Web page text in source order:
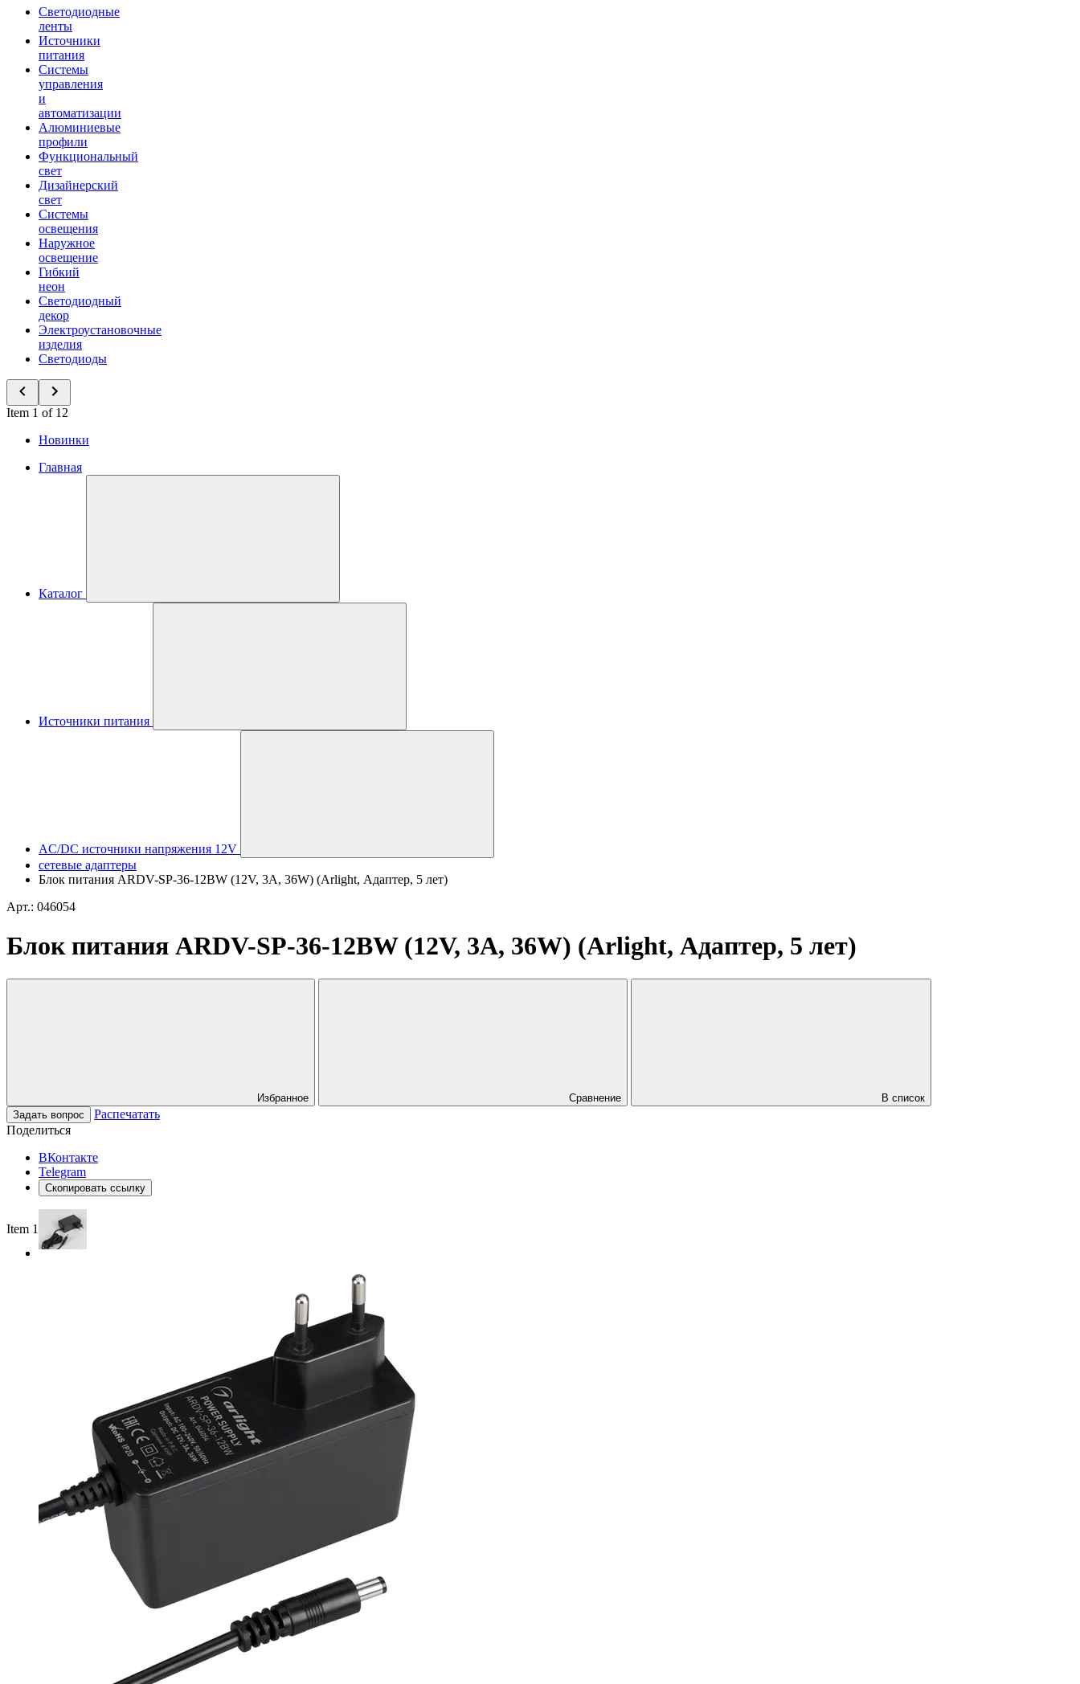
Светодиодные
ленты
Источники
питания
Системы
управления
и
автоматизации
Алюминиевые
профили
Функциональный
свет
Дизайнерский
свет
Системы
освещения
Наружное
освещение
Гибкий
неон
Светодиодный
декор
Электроустановочные
изделия
Светодиоды
Item 1 of 12
Новинки
Главная
Каталог
Источники питания
AC/DC источники напряжения 12V
сетевые адаптеры
Блок питания ARDV-SP-36-12BW (12V, 3A, 36W) (Arlight, Адаптер, 5 лет)
Арт.: 046054
Блок питания ARDV-SP-36-12BW (12V, 3A, 36W) (Arlight, Адаптер, 5 лет)
Избранное Сравнение
В список
Задать вопрос
Распечатать
Поделиться
ВКонтакте
Telegram
Скопировать ссылку
Item 1 of 2